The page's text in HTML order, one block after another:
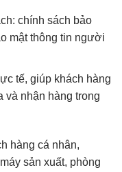
: chính sách bảo
mật thông tin người
tế, giúp khách hàng
và nhận hàng trong
hàng cá nhân,
sản xuất, phòng